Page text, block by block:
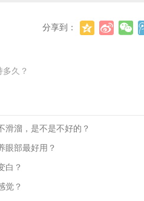
分享到：
久？
滑溜，是不是不好的？
眼部最好用？
白？
觉？